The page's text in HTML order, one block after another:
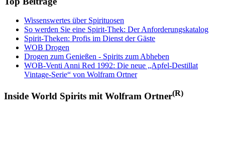
Wissenswertes über Spirituosen
So werden Sie eine Spirit-Thek: Der Anforderungskatalog
Spirit-Theken: Profis im Dienst der Gäste
WOB Drogen
Drogen zum Genießen - Spirits zum Abheben
WOB-Venti Anni Red 1992: Die neue „Apfel-Destillat
Vintage-Serie“ von Wolfram Ortner
Inside World Spirits mit Wolfram Ortner(R)